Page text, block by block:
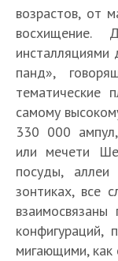
возрастов, от
инсталляциями
панд»,
тематические
самому
330 000
или мечети
посуды,
зонтиках, все
конфигураций,
мигающими,